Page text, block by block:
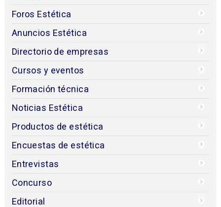
Foros Estética
Anuncios Estética
Directorio de empresas
Cursos y eventos
Formación técnica
Noticias Estética
Productos de estética
Encuestas de estética
Entrevistas
Concurso
Editorial